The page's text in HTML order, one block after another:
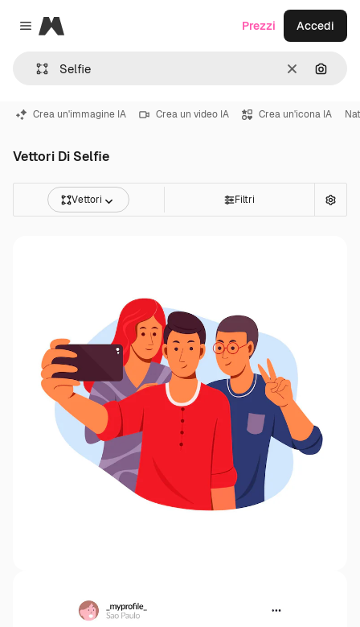
Close menu
Magnific
CancellaCerca
Prezzi Accedi
Crea un'immagine IA Crea un video IA Crea un'icona IA
Vettori Di Selfie
Vettori Filtri